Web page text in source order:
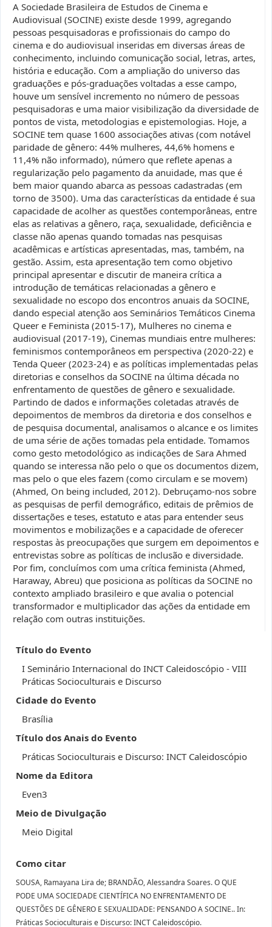
A Sociedade Brasileira de Estudos de Cinema e
Audiovisual (SOCINE) existe desde 1999, agregando
pessoas pesquisadoras e profissionais do campo do
cinema e do audiovisual inseridas em diversas áreas de
conhecimento, incluindo comunicação social, letras, artes,
história e educação. Com a ampliação do universo das
graduações e pós-graduações voltadas a esse campo,
houve um sensível incremento no número de pessoas
pesquisadoras e uma maior visibilização da diversidade de
pontos de vista, metodologias e epistemologias. Hoje, a
SOCINE tem quase 1600 associações ativas (com notável
paridade de gênero: 44% mulheres, 44,6% homens e
11,4% não informado), número que reflete apenas a
regularização pelo pagamento da anuidade, mas que é
bem maior quando abarca as pessoas cadastradas (em
torno de 3500). Uma das características da entidade é sua
capacidade de acolher as questões contemporâneas, entre
elas as relativas a gênero, raça, sexualidade, deficiência e
classe não apenas quando tomadas nas pesquisas
acadêmicas e artísticas apresentadas, mas, também, na
gestão. Assim, esta apresentação tem como objetivo
principal apresentar e discutir de maneira crítica a
introdução de temáticas relacionadas a gênero e
sexualidade no escopo dos encontros anuais da SOCINE,
dando especial atenção aos Seminários Temáticos Cinema
Queer e Feminista (2015-17), Mulheres no cinema e
audiovisual (2017-19), Cinemas mundiais entre mulheres:
feminismos contemporâneos em perspectiva (2020-22) e
Tenda Queer (2023-24) e as políticas implementadas pelas
diretorias e conselhos da SOCINE na última década no
enfrentamento de questões de gênero e sexualidade.
Partindo de dados e informações coletadas através de
depoimentos de membros da diretoria e dos conselhos e
de pesquisa documental, analisamos o alcance e os limites
de uma série de ações tomadas pela entidade. Tomamos
como gesto metodológico as indicações de Sara Ahmed
quando se interessa não pelo o que os documentos dizem,
mas pelo o que eles fazem (como circulam e se movem)
(Ahmed, On being included, 2012). Debruçamo-nos sobre
as pesquisas de perfil demográfico, editais de prêmios de
dissertações e teses, estatuto e atas para entender seus
movimentos e mobilizações e a capacidade de oferecer
respostas às preocupações que surgem em depoimentos e
entrevistas sobre as políticas de inclusão e diversidade.
Por fim, concluímos com uma crítica feminista (Ahmed,
Haraway, Abreu) que posiciona as políticas da SOCINE no
contexto ampliado brasileiro e que avalia o potencial
transformador e multiplicador das ações da entidade em
relação com outras instituições.
Título do Evento
I Seminário Internacional do INCT Caleidoscópio - VIII
Práticas Socioculturais e Discurso
Cidade do Evento
Brasília
Título dos Anais do Evento
Práticas Socioculturais e Discurso: INCT Caleidoscópio
Nome da Editora
Even3
Meio de Divulgação
Meio Digital
Como citar
SOUSA, Ramayana Lira de; BRANDÃO, Alessandra Soares. O QUE
PODE UMA SOCIEDADE CIENTÍFICA NO ENFRENTAMENTO DE
QUESTÕES DE GÊNERO E SEXUALIDADE: PENSANDO A SOCINE.. In:
Práticas Socioculturais e Discurso: INCT Caleidoscópio.